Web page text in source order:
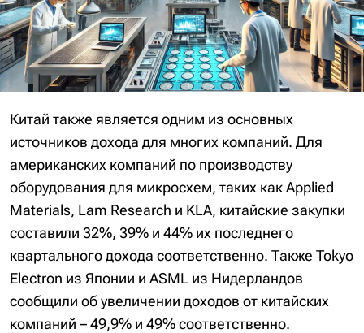
Китай также является одним из основных
источников дохода для многих компаний. Для
американских компаний по производству
оборудования для микросхем, таких как Applied
Materials, Lam Research и KLA, китайские закупки
составили 32%, 39% и 44% их последнего
квартального дохода соответственно. Также Tokyo
Electron из Японии и ASML из Нидерландов
сообщили об увеличении доходов от китайских
компаний – 49,9% и 49% соответственно.